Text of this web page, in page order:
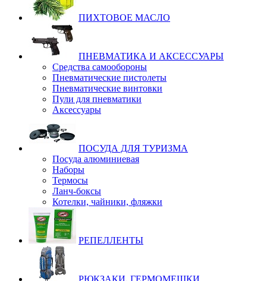
ПИХТОВОЕ МАСЛО
ПНЕВМАТИКА И АКСЕССУАРЫ
Средства самообороны
Пневматические пистолеты
Пневматические винтовки
Пули для пневматики
Аксессуары
ПОСУДА ДЛЯ ТУРИЗМА
Посуда алюминиевая
Наборы
Термосы
Ланч-боксы
Котелки, чайники, фляжки
РЕПЕЛЛЕНТЫ